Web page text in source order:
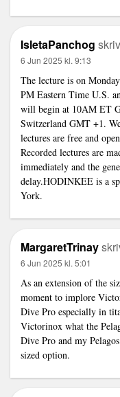
IsletaPanchog
6 Jun 2025 kl. 9:13
The lecture is on Monday
PM Eastern Time U.S.
will begin at 10AM ET
Switzerland GMT +1.
lectures are free and
Recorded lectures are
immediately and the
delay.HODINKEE is a
York.
MargaretTrinay
6 Jun 2025 kl. 5:01
As an extension of the
moment to implore
Dive Pro especially in
Victorinox what the
Dive Pro and my
sized option.